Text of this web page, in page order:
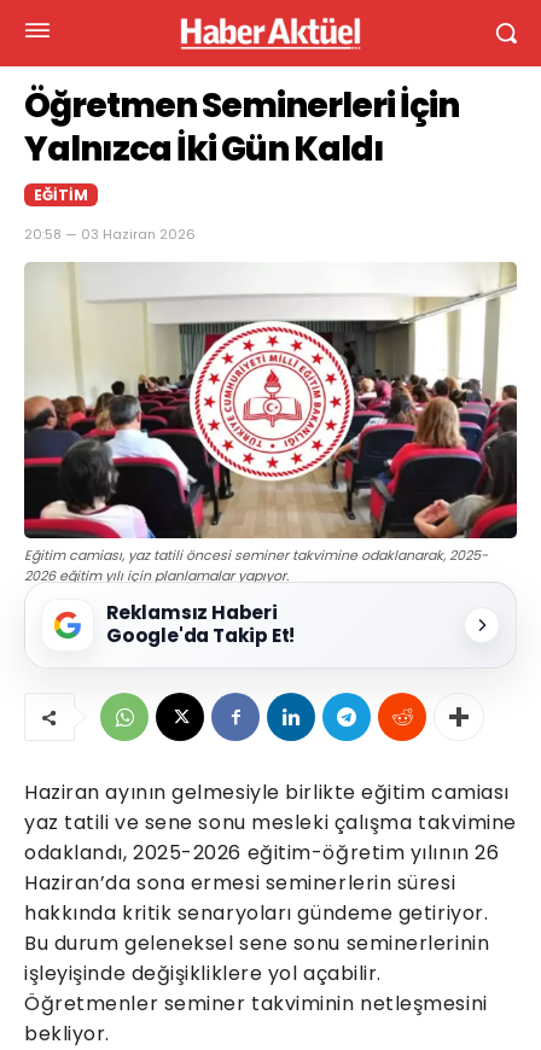
Öğretmen Seminerleri İçin
Yalnızca İki Gün Kaldı
EĞITIM
20:58 — 03 Haziran 2026
Eğitim camiası, yaz tatili öncesi seminer takvimine odaklanarak, 2025-
2026 eğitim yılı için planlamalar yapıyor.
Reklamsız Haberi
Google'da Takip Et!
Haziran ayının gelmesiyle birlikte eğitim camiası
yaz tatili ve sene sonu mesleki çalışma takvimine
odaklandı, 2025-2026 eğitim-öğretim yılının 26
Haziran’da sona ermesi seminerlerin süresi
hakkında kritik senaryoları gündeme getiriyor.
Bu durum geleneksel sene sonu seminerlerinin
işleyişinde değişikliklere yol açabilir.
Öğretmenler seminer takviminin netleşmesini
bekliyor.